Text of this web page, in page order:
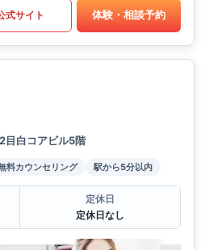
式サイト 体験・相談予約
目白コアビル5階
料カウンセリング 駅から5分以内
定休日
定休日なし